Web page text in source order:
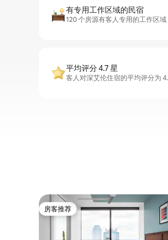
有专用工作区域的民宿
120 个房源有客人专用的工作区域
平均评分 4.7 星
客人对深艾伦住宿的平均评分为
房客推荐
房客推荐